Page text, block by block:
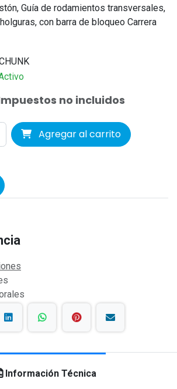
Guía de rodamientos transversales,
con barra de bloqueo Carrera
no incluidos
Agregar al carrito
Información Técnica